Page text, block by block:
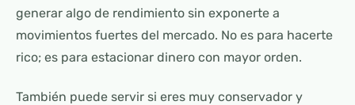
generar algo de rendimiento sin exponerte a
movimientos fuertes del mercado. No es para hacerte
rico; es para estacionar dinero con mayor orden.
También puede servir si eres muy conservador y